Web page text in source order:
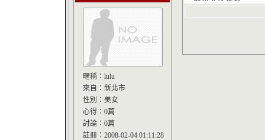
暱稱： lulu
來自： 新北市
性別： 美女
心得： 0篇
討論： 0篇
註冊： 2008-02-04 01:11:28